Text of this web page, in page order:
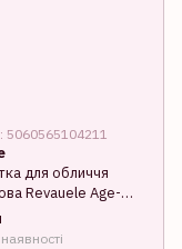
5060565104211
для обличчя
Revauele Age-
Serum з
ківі 20 мл